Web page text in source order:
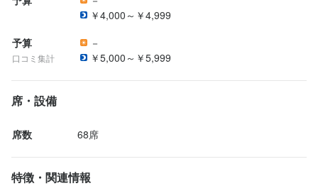
￥4,000～￥4,999
予算
口コミ集計
－
￥5,000～￥5,999
席・設備
席数 68席
特徴・関連情報
・上記のどれでも一つ以上に心当たりがある方
選考の流れ
応募後、原則2日以内に返信しております。
基本的には営業時間外での面接となりますことをご了承くださ
面接を経て内定となります。なお、Web面接にも対応いたします
・上記のどれでも一つ以上に心当たりがある方
選考の流れ
応募後、原則2日以内に返信しております。
基本的には営業時間外での面接となりますことをご了承くださ
面接を経て内定となります。なお、Web面接にも対応いたします
・上記のどれでも一つ以上に心当たりがある方
選考の流れ
応募後、原則2日以内に返信しております。
基本的には営業時間外での面接となりますことをご了承くださ
面接を経て内定となります。なお、Web面接にも対応いたします